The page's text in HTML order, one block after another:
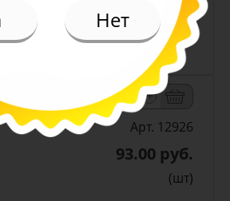
(шт)
Малина пэт 1 л
-
+
Арт. 12926
93.00 руб.
(шт)
Нет